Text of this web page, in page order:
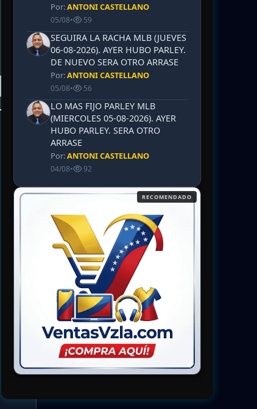
Por:ANTONI CASTELLANO
05/08• 59
SEGUIRA LA RACHA MLB (JUEVES
06-08-2026). AYER HUBO PARLEY.
DE NUEVO SERA OTRO ARRASE
Por:ANTONI CASTELLANO
05/08• 56
LO MAS FIJO PARLEY MLB
(MIERCOLES 05-08-2026). AYER
HUBO PARLEY. SERA OTRO
ARRASE
Por:ANTONI CASTELLANO
04/08• 92
RECOMENDADO